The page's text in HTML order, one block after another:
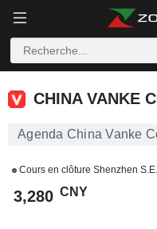
CHINA VANKE CO.,
CHINA VANKE
Agenda China Vanke
Cours en clôture Shenzhen S.E.
3,280 CNY